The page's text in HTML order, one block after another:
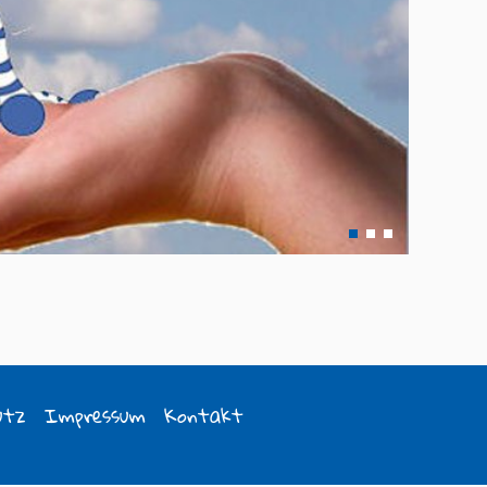
1 2
Impressum Kontakt